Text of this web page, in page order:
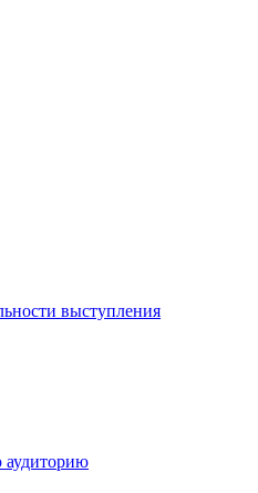
выступления
аудиторию